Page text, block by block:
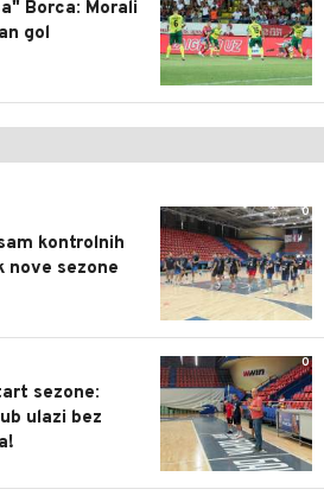
Borca: Morali
gol
0
kontrolnih
nove sezone
0
sezone:
ulazi bez